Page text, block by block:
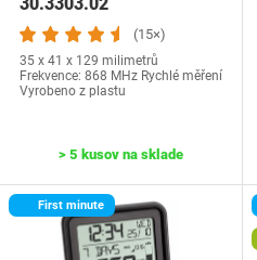
30.3303.02
(15×)
35 x 41 x 129 milimetrů
Frekvence: 868 MHz Rychlé měření
Vyrobeno z plastu
> 5 kusov na sklade
First minute